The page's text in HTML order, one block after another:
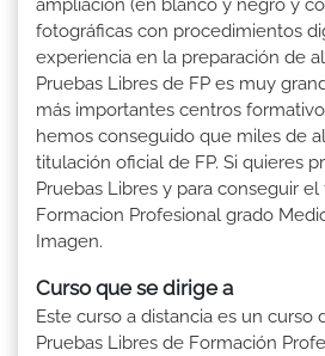
ampliación (en blanco y negro y
fotográficas con procedimientos
experiencia en la preparación de
Pruebas Libres de FP es muy
más importantes centros
hemos conseguido que miles de
titulación oficial de FP. Si quieres
Pruebas Libres y para conseguir
Formacion Profesional grado
Imagen.
Curso que se dirige a
Este curso a distancia es un curso
Pruebas Libres de Formación